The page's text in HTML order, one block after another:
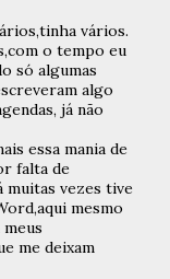
vários.
o tempo eu
só algumas
algo
já não
essa mania de
falta de
muitas vezes tive
mesmo
me deixam